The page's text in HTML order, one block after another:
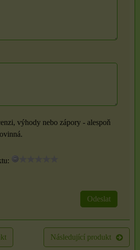
výhody nebo zápory - alespoň
Odeslat
Následující produkt